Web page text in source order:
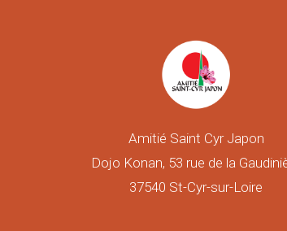
Amitié Saint Cyr Japon
Dojo Konan, 53 rue de la
37540 St-Cyr-sur-Loire